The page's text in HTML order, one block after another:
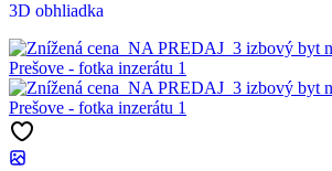
3D obhliadka